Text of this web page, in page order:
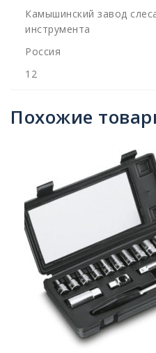
Камышинский завод
инструмента
Россия
12
Похожие